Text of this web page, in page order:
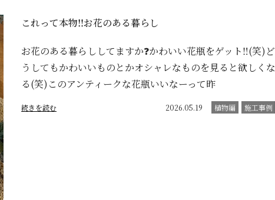
これって本物‼️お花のある暮らし
お花のある暮らししてますか❓かわいい花瓶をゲット‼️(笑)ど
うしてもかわいいものとかオシャレなものを見ると欲しくな
る(笑)このアンティークな花瓶いいなーって昨
続きを読む 2026.05.19 植物編 施工事例